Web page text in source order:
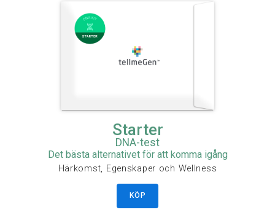
Starter
DNA-test
Det bästa alternativet för att komma igång
Härkomst, Egenskaper och Wellness
KÖP